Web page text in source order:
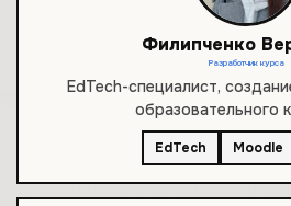
Филипченко
Разработчик курса
EdTech-специалист,
образовательного
EdTech Moodle